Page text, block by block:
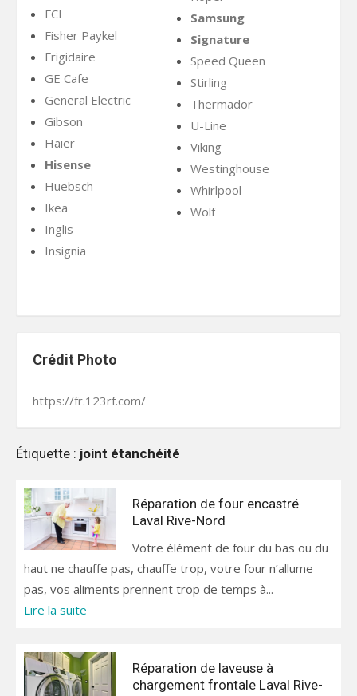
Étiquette : joint étanchéité
Réparation de four encastré
Laval Rive-Nord
Votre élément de four du bas ou du
haut ne chauffe pas, chauffe trop, votre four n’allume
pas, vos aliments prennent trop de temps à...
Lire la suite
Réparation de laveuse à
chargement frontale Laval Rive-
FCI
Fisher Paykel
Frigidaire
GE Cafe
General Electric
Gibson
Haier
Hisense
Huebsch
Ikea
Inglis
Insignia
Samsung
Signature
Speed Queen
Stirling
Thermador
U-Line
Viking
Westinghouse
Whirlpool
Wolf
Crédit Photo
https://fr.123rf.com/